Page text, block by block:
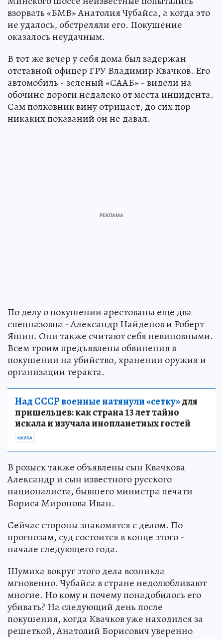
взорвать «БМВ» Анатолия Чубайса, а когда это
не удалось, обстреляли его. Покушение
оказалось неудачным.
В тот же вечер у себя дома был задержан
отставной офицер ГРУ Владимир Квачков. Его
автомобиль - зеленый «СААБ» - видели на
обочине дороги недалеко от места инцидента.
Сам полковник вину отрицает, до сих пор
никаких показаний он не давал.
По делу о покушении арестованы еще два
спецназовца - Александр Найденов и Роберт
Яшин. Они также считают себя невиновными.
Всем троим предъявлены обвинения в
покушении на убийство, хранении оружия и
организации теракта.
Над СССР военные натянули «сетку»для
пришельцев: как страна 13 лет тайно
искала и изучала инопланетных гостей
НАУКА
В розыск также объявлены сын Квачкова
Александр и сын известного русского
националиста, бывшего министра печати
Бориса Миронова Иван.
Сейчас стороны знакомятся с делом. По
прогнозам, суд состоится в конце этого -
начале следующего года.
Шумиха вокруг этого дела возникла
мгновенно. Чубайса в стране недолюбливают
многие. Но кому и почему понадобилось его
убивать? На следующий день после
покушения, когда Квачков уже находился за
решеткой, Анатолий Борисович уверенно